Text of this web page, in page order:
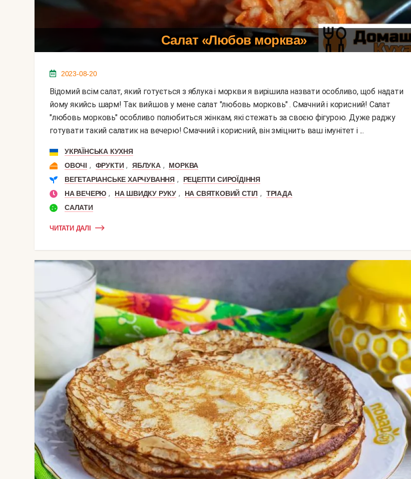
Салат «Любов морква»
2023-08-20
Відомий всім салат, який готується з яблука і моркви я вирішила назвати особливо, щоб надати
йому якийсь шарм! Так вийшов у мене салат "любовь морковь" . Смачний і корисний! Салат
"любовь морковь" особливо полюбиться жінкам, які стежать за своєю фігурою. Дуже раджу
готувати такий салатик на вечерю! Смачний і корисний, він зміцнить ваш імунітет і ...
УКРАЇНСЬКА КУХНЯ
ОВОЧІ , ФРУКТИ , ЯБЛУКА ,
МОРКВА
ВЕГЕТАРІАНСЬКЕ ХАРЧУВАННЯ ,
РЕЦЕПТИ СИРОЇДІННЯ
НА ВЕЧЕРЮ , НА ШВИДКУ РУКУ , НА СВЯТКОВИЙ СТІЛ ,
ТРІАДА
САЛАТИ
ЧИТАТИ ДАЛІ